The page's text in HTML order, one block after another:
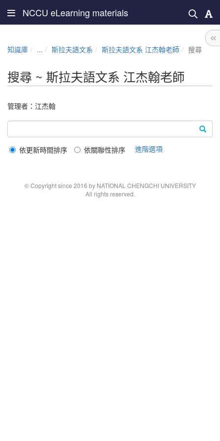
NCCU eLearning materials
知識庫 ... 斯拉夫語文系 斯拉夫語文系 江杰翰老師 搜尋
搜尋 ~ 斯拉夫語文系 江杰翰老師
管理者： 江杰翰
依更新時間排序 依關聯性排序 進階選項
© Copyright since 2016 by NATIONAL CHENGCHI UNIVERSITY
All rights reserved.